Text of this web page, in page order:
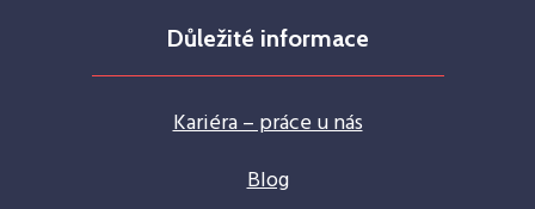
Důležité informace
Kariéra – práce u nás
Blog